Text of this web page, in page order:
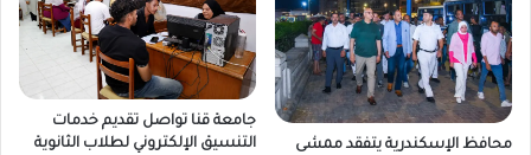
محافظ الإسكندرية يتفقد ممشى
جامعة قنا تواصل تقديم خدمات
التنسيق الإلكتروني لطلاب الثانوية